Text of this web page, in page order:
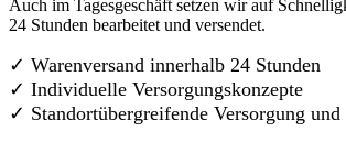
Auch im Tagesgeschäft setzen wir auf
24 Stunden bearbeitet und versendet.
✓ Warenversand innerhalb 24 Stunden
✓ Individuelle Versorgungskonzepte
✓ Standortübergreifende Versorgung